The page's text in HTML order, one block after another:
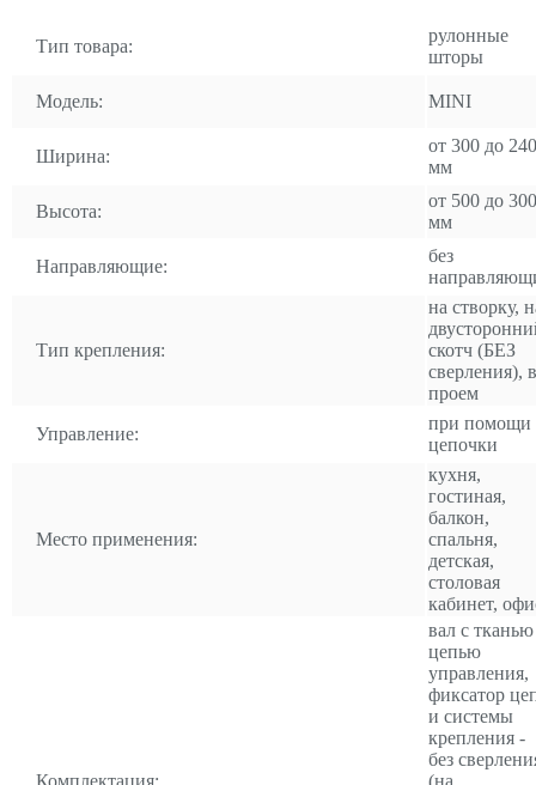
Тип товара:
рулонные
шторы
Модель: MINI
Ширина:
от 300 до
мм
Высота:
от 500 до
мм
Направляющие:
без
Тип крепления:
на створку,
скотч (БЕЗ
сверления), в
проем
Управление:
при помощи
цепочки
Место применения:
кухня,
гостиная,
балкон,
спальня,
детская,
столовая
кабинет,
вал с
цепью
управления,
фиксатор
и системы
крепления -
без